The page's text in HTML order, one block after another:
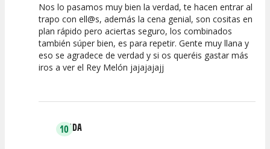
10
Calidad del
Espectáculo
10
Puesta en
Escena
10
Interpretación
artística
Nos lo pasamos muy bien la verdad, te hacen entrar al
trapo con ell@s, además la cena genial, son cositas en
plan rápido pero aciertas seguro, los combinados
también súper bien, es para repetir. Gente muy llana y
eso se agradece de verdad y si os queréis gastar más
iros a ver el Rey Melón jajajajajj
10ADA